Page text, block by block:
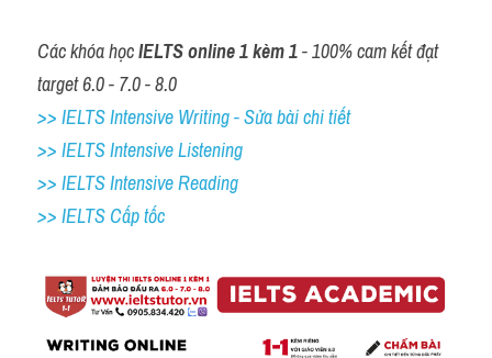
Các khóa học IELTS online 1 kèm 1 - 100% cam kết đạt
target 6.0 - 7.0 - 8.0
>> IELTS Intensive Writing - Sửa bài chi tiết
>> IELTS Intensive Listening
>> IELTS Intensive Reading
>> IELTS Cấp tốc